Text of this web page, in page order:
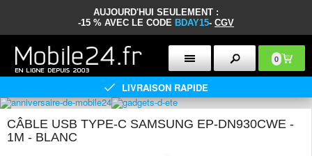
AUJOURD'HUI SEULEMENT :
-15 % AVEC LE CODE BDAY15- CGV
0
LIVRAISON RAPIDE
CÂBLE USB TYPE-C SAMSUNG EP-DN930CWE -
1M - BLANC